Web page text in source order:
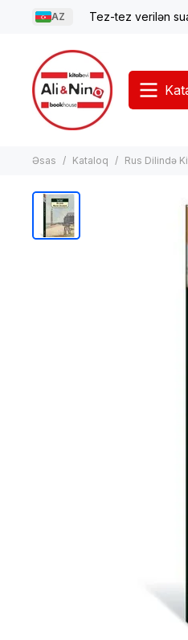
AZ Tez-tez verilən
Əsas Kataloq Rus Dilində